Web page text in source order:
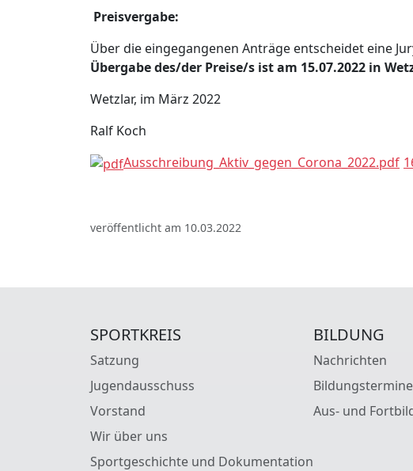
Preisvergabe:
Über die eingegangenen Anträge entscheidet eine
Übergabe des/der Preise/s ist am 15.07.2022 in
Wetzlar, im März 2022
Ralf Koch
Ausschreibung_Aktiv_gegen_Corona_2022.pdf
veröffentlicht am 10.03.2022
SPORTKREIS
Satzung
Jugendausschuss
Vorstand
Wir über uns
Sportgeschichte und Dokumentation
BILDUNG
Nachrichten
Bildungstermine
Aus- und